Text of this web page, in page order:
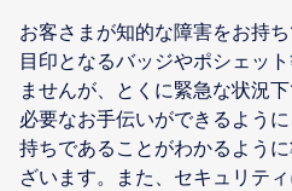
お客さまが知的な障害をお持
目印となるバッジやポシェッ
ませんが、とくに緊急な状況
必要なお手伝いができるよう
持ちであることがわかるよう
ざいます。また、セキュリテ